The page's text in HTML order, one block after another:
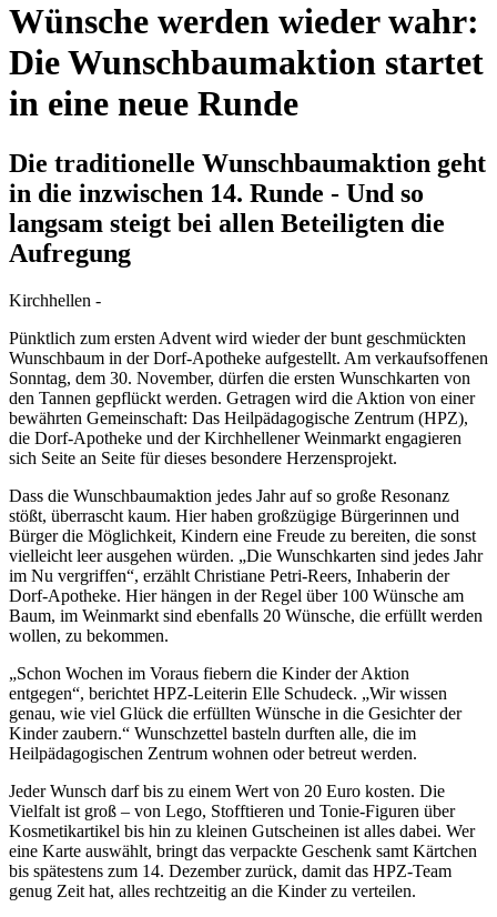
Wünsche werden wieder wahr:
Die Wunschbaumaktion startet
in eine neue Runde
Die traditionelle Wunschbaumaktion geht
in die inzwischen 14. Runde - Und so
langsam steigt bei allen Beteiligten die
Aufregung
Kirchhellen -
Pünktlich zum ersten Advent wird wieder der bunt geschmückten
Wunschbaum in der Dorf-Apotheke aufgestellt. Am verkaufsoffenen
Sonntag, dem 30. November, dürfen die ersten Wunschkarten von
den Tannen gepflückt werden. Getragen wird die Aktion von einer
bewährten Gemeinschaft: Das Heilpädagogische Zentrum (HPZ),
die Dorf-Apotheke und der Kirchhellener Weinmarkt engagieren
sich Seite an Seite für dieses besondere Herzensprojekt.
Dass die Wunschbaumaktion jedes Jahr auf so große Resonanz
stößt, überrascht kaum. Hier haben großzügige Bürgerinnen und
Bürger die Möglichkeit, Kindern eine Freude zu bereiten, die sonst
vielleicht leer ausgehen würden. „Die Wunschkarten sind jedes Jahr
im Nu vergriffen“, erzählt Christiane Petri-Reers, Inhaberin der
Dorf-Apotheke. Hier hängen in der Regel über 100 Wünsche am
Baum, im Weinmarkt sind ebenfalls 20 Wünsche, die erfüllt werden
wollen, zu bekommen.
„Schon Wochen im Voraus fiebern die Kinder der Aktion
entgegen“, berichtet HPZ-Leiterin Elle Schudeck. „Wir wissen
genau, wie viel Glück die erfüllten Wünsche in die Gesichter der
Kinder zaubern.“ Wunschzettel basteln durften alle, die im
Heilpädagogischen Zentrum wohnen oder betreut werden.
Jeder Wunsch darf bis zu einem Wert von 20 Euro kosten. Die
Vielfalt ist groß – von Lego, Stofftieren und Tonie-Figuren über
Kosmetikartikel bis hin zu kleinen Gutscheinen ist alles dabei. Wer
eine Karte auswählt, bringt das verpackte Geschenk samt Kärtchen
bis spätestens zum 14. Dezember zurück, damit das HPZ-Team
genug Zeit hat, alles rechtzeitig an die Kinder zu verteilen.